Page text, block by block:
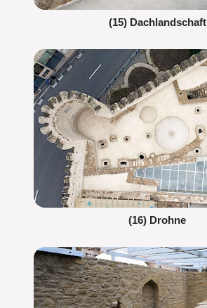
(15) Dachlandschaft
(16) Drohne